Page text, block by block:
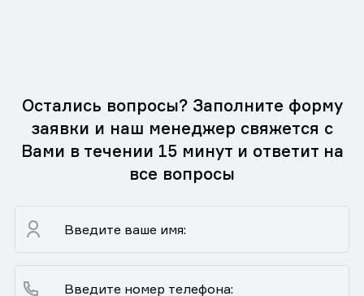
Остались вопросы? Заполните форму
заявки и наш менеджер свяжется с
Вами в течении 15 минут и ответит на
все вопросы